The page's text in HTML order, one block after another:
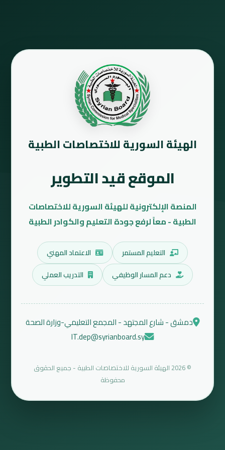
الهيئة السورية للاختصاصات الطبية
الموقع قيد التطوير
المنصة الإلكترونية للهيئة السورية للاختصاصات
الطبية - معاً لرفع جودة التعليم والكوادر الطبية
التعليم المستمر
الاعتماد المهني
دعم المسار الوظيفي
التدريب العملي
دمشق - شارع المجتهد - المجمع التعليمي-وزارة الصحة
IT.dep@syrianboard.sy
© 2026 الهيئة السورية للاختصاصات الطبية - جميع الحقوق
محفوظة